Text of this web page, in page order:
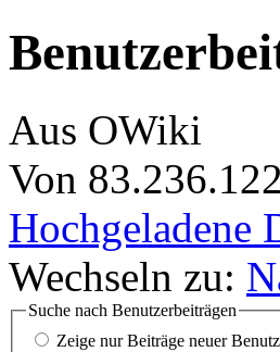
Aus OWiki
Von
Hochgeladene
Wechseln zu:
Suche nach Benutzerbeiträgen
Zeige nur Beiträge neuer